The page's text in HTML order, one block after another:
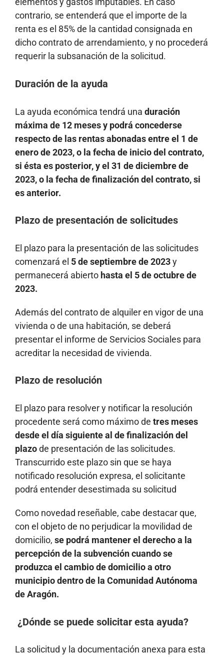
contrario, se entenderá que el importe de la
renta es el 85% de la cantidad consignada en
dicho contrato de arrendamiento, y no procederá
requerir la subsanación de la solicitud.
Duración de la ayuda
La ayuda económica tendrá una duración
máxima de 12 meses y podrá concederse
respecto de las rentas abonadas entre el 1 de
enero de 2023, o la fecha de inicio del contrato,
si ésta es posterior, y el 31 de diciembre de
2023, o la fecha de finalización del contrato, si
es anterior.
Plazo de presentación de solicitudes
El plazo para la presentación de las solicitudes
comenzará el 5 de septiembre de 2023y
permanecerá abierto hasta el 5 de octubre de
2023.
Además del contrato de alquiler en vigor de una
vivienda o de una habitación, se deberá
presentar el informe de Servicios Sociales para
acreditar la necesidad de vivienda.
Plazo de resolución
El plazo para resolver y notificar la resolución
procedente será como máximo de tres meses
desde el día siguiente al de finalización del
plazode presentación de las solicitudes.
Transcurrido este plazo sin que se haya
notificado resolución expresa, el solicitante
podrá entender desestimada su solicitud
Como novedad reseñable, cabe destacar que,
con el objeto de no perjudicar la movilidad de
domicilio, se podrá mantener el derecho a la
percepción de la subvención cuando se
produzca el cambio de domicilio a otro
municipio dentro de la Comunidad Autónoma
de Aragón.
¿Dónde se puede solicitar esta ayuda?
La solicitud y la documentación anexa para esta